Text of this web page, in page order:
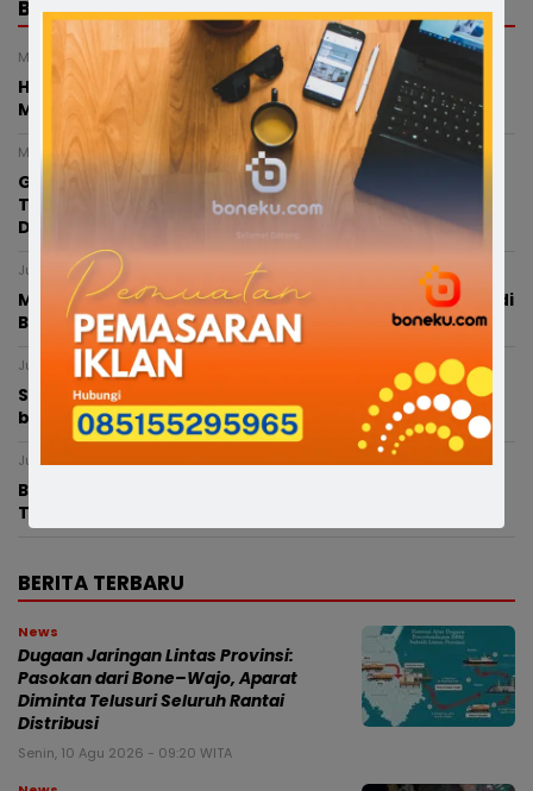
BERITA TERKAIT
Minggu, 9 Agustus 2026 - 20:23 WITA
Hari Pramuka ke-65 di Bone, Gubernur Sulsel dan
Mentan RI Lepas Ribuan Peserta Jalan Sehat
Minggu, 9 Agustus 2026 - 19:08 WITA
Geger! Niat Isi Token Listrik, Warga Bone Malah
Temukan Bayi di Teras Rumah yang diduga Baru
Dilahirkan
Jumat, 7 Agustus 2026 - 18:54 WITA
Modus Pesan Telur Bayar Sebagian, Dugaan Penipuan di
Bone Rugikan Pedagang Ratusan Juta
Jumat, 7 Agustus 2026 - 18:40 WITA
Satlantas Polres Bone Fasilitasi Santunan Jasa Raharja
bagi Keluarga Balita Korban Kecelakaan
Jumat, 7 Agustus 2026 - 13:35 WITA
BREAKING NEWS : Nelayan di Bone Dilaporkan
Tenggelam di Perairan Cappa Ujung
BERITA TERBARU
News
Dugaan Jaringan Lintas Provinsi:
Pasokan dari Bone–Wajo, Aparat
Diminta Telusuri Seluruh Rantai
Distribusi
Senin, 10 Agu 2026 - 09:20 WITA